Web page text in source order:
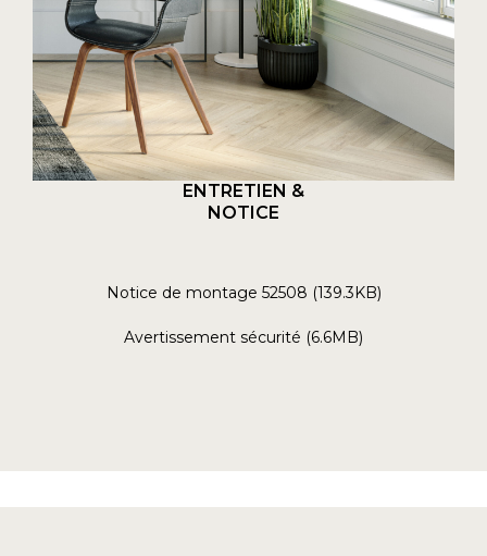
ENTRETIEN &
NOTICE
Notice de montage 52508 (139.3KB)
Avertissement sécurité (6.6MB)